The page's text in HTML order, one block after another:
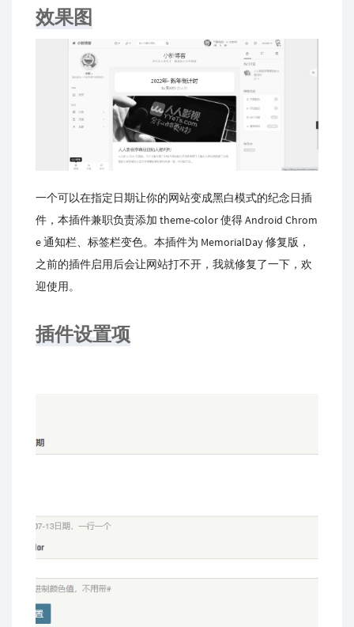
效果图
一个可以在指定日期让你的网站变成黑白模式的纪念日插
件，本插件兼职负责添加 theme-color 使得 An­droid Chrom
e 通知栏、标签栏变色。本插件为 Memo­ri­al­Day 修复版，
之前的插件启用后会让网站打不开，我就修复了一下，欢
迎使用。
插件设置项